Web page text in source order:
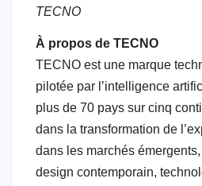
TECNO
À propos de TECNO
TECNO est une marque
pilotée par l’intelligence
plus de 70 pays sur cinq
dans la transformation de
dans les marchés
design contemporain,